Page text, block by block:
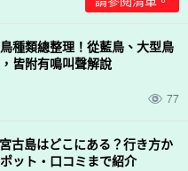
種類總整理！從藍鳥、大型鳥
皆附有鳴叫聲解說
77
古島はどこにある？行き方か
ット・口コミまで紹介